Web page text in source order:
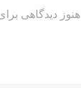
هنوز دیدگاهی